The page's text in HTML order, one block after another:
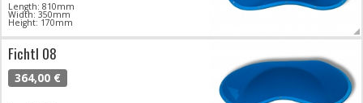
Length: 810mm
Width: 350mm
Height: 170mm
Fichtl 08
364,00 €